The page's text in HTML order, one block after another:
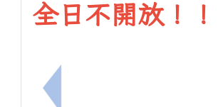
上一筆：公告本市115學年度市
全日不開放！！